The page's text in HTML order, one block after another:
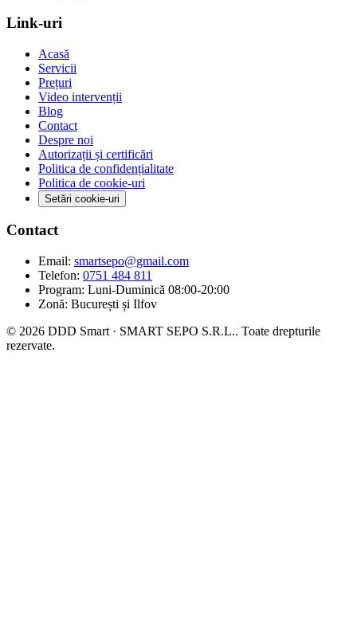
Link-uri
Acasă
Servicii
Prețuri
Video intervenții
Blog
Contact
Despre noi
Autorizații și certificări
Politica de confidențialitate
Politica de cookie-uri
Setări cookie-uri
Contact
Email: smartsepo@gmail.com
Telefon: 0751 484 811
Program: Luni-Duminică 08:00-20:00
Zonă: București și Ilfov
© 2026 DDD Smart · SMART SEPO S.R.L.. Toate drepturile
rezervate.